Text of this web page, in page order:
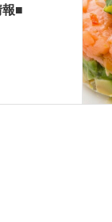
報■